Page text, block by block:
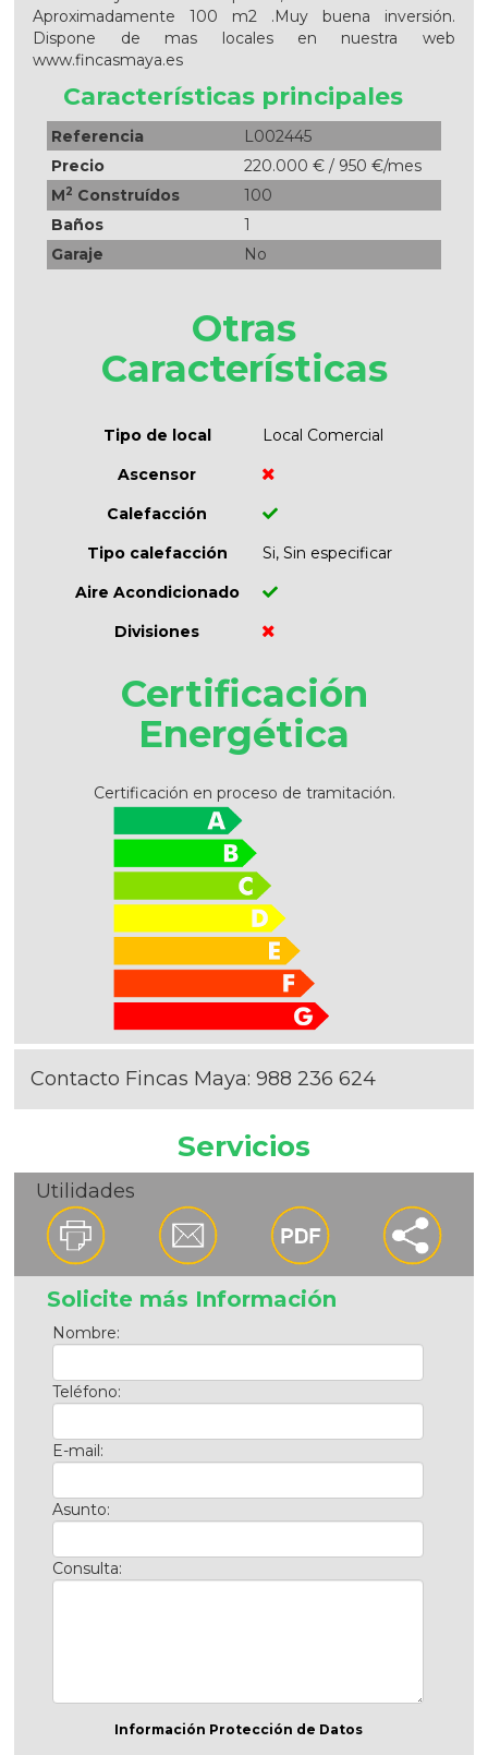
Aproximadamente 100 m2 .Muy buena inversión.
Dispone de mas locales en nuestra web
www.fincasmaya.es
Características principales
Referencia
L002445
Precio
220.000 € / 950 €/mes
M2 Construídos
100
Baños
1
Garaje
No
Otras
Características
Tipo de local
Local Comercial
Ascensor
Calefacción
Tipo calefacción
Si, Sin especificar
Aire Acondicionado
Divisiones
Certificación
Energética
Certificación en proceso de tramitación.
Contacto Fincas Maya:988 236 624
Servicios
Utilidades
Solicite más Información
Nombre:
Teléfono:
E-mail:
Asunto:
Consulta:
Información Protección de Datos